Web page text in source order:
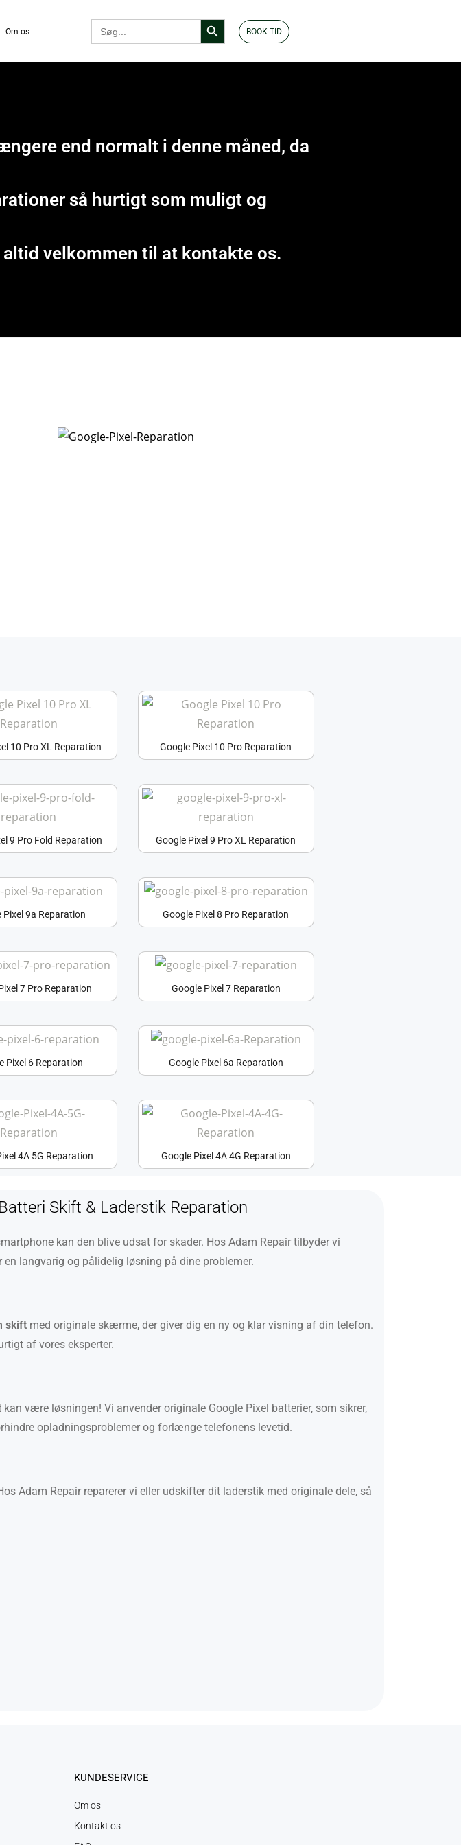
Om os Search
for:
Search Button
BOOK TID
end normalt i denne måned, da
så hurtigt som muligt og
velkommen til at kontakte os.
10 Pro XL Reparation Google Pixel 10 Pro Reparation
9 Pro Fold Reparation
Google Pixel 9 Pro XL Reparation
Pixel 9a Reparation Google Pixel 8 Pro Reparation
7 Pro Reparation Google Pixel 7 Reparation
Pixel 6 Reparation Google Pixel 6a Reparation
4A 5G Reparation
Google Pixel 4A 4G Reparation
Skift & Laderstik Reparation
kan den blive udsat for skader. Hos Adam Repair tilbyder vi
langvarig og pålidelig løsning på dine problemer.
skift med originale skærme, der giver dig en ny og klar visning af din telefon.
af vores eksperter.
kan være løsningen! Vi anvender originale Google Pixel batterier, som sikrer,
opladningsproblemer og forlænge telefonens levetid.
Adam Repair reparerer vi eller udskifter dit laderstik med originale dele, så
KUNDESERVICE
Om os
Kontakt os